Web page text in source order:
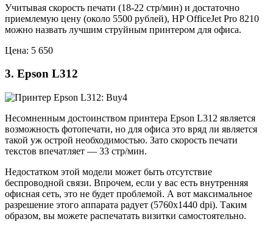
Учитывая скорость печати (18-22 стр/мин) и достаточно
приемлемую цену (около 5500 рублей), HP OfficeJet Pro 8210
можно назвать лучшим струйным принтером для офиса.
Цена: 5 650
3. Epson L312
Несомненным достоинством принтера Epson L312 является
возможность фотопечати, но для офиса это вряд ли является
такой уж острой необходимостью. Зато скорость печати
текстов впечатляет — 33 стр/мин.
Недостатком этой модели может быть отсутствие
беспроводной связи. Впрочем, если у вас есть внутренняя
офисная сеть, это не будет проблемой. А вот максимальное
разрешение этого аппарата радует (5760х1440 dpi). Таким
образом, вы можете распечатать визитки самостоятельно.